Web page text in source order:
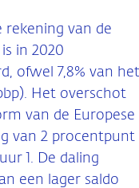
rekening van de
in 2020
ofwel 7,8% van het
Het overschot
van de Europese
van 2 procentpunt
1. De daling
een lager saldo